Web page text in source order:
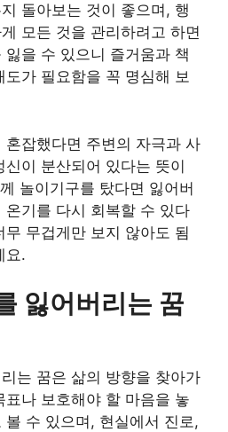
돌아보는 것이 좋으며, 행
모든 것을 관리하려고 하면
을 수 있으니 즐거움과 책
가 필요함을 꼭 명심해 보
혼잡했다면 주변의 자극과 사
이 분산되어 있다는 뜻이
놀이기구를 탔다면 잃어버
온기를 다시 회복할 수 있다
무겁게만 보지 않아도 됨
요.
잃어버리는 꿈
는 꿈은 삶의 방향을 찾아가
나 보호해야 할 마음을 놓
볼 수 있으며, 현실에서 진로,